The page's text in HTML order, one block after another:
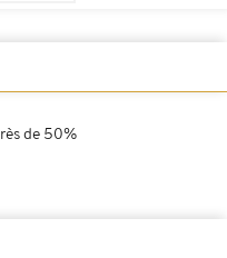
de 50%